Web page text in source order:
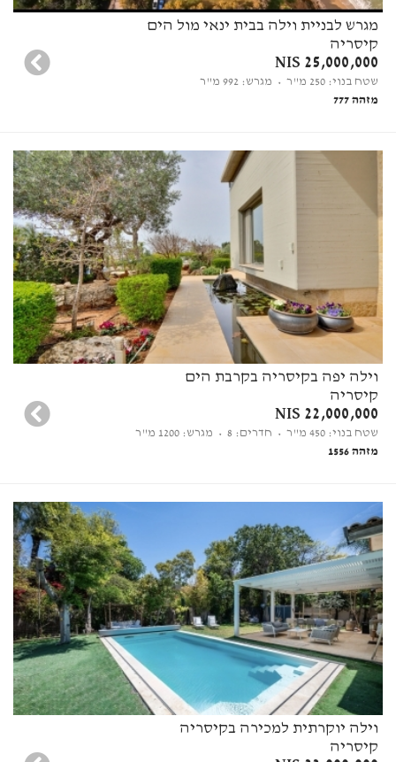
מגרש לבניית וילה בבית ינאי מול הים
קיסריה
25,000,000 NIS
שטח בנוי: 250 מ"ר
• מגרש: 992 מ"ר
מזהה 777
וילה יפה בקיסריה בקרבת הים
קיסריה
22,000,000 NIS
שטח בנוי: 450 מ"ר • חדרים: 8
• מגרש: 1200 מ"ר
מזהה 1556
וילה יוקרתית למכירה בקיסריה
קיסריה